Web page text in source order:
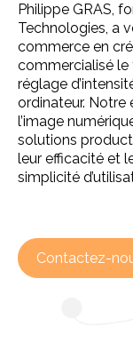
Philippe GRAS,
Technologies, a
commerce en
commercialisé
réglage
ordinateur. Notre
l’image
solutions
leur efficacité et
simplicité
Contactez-